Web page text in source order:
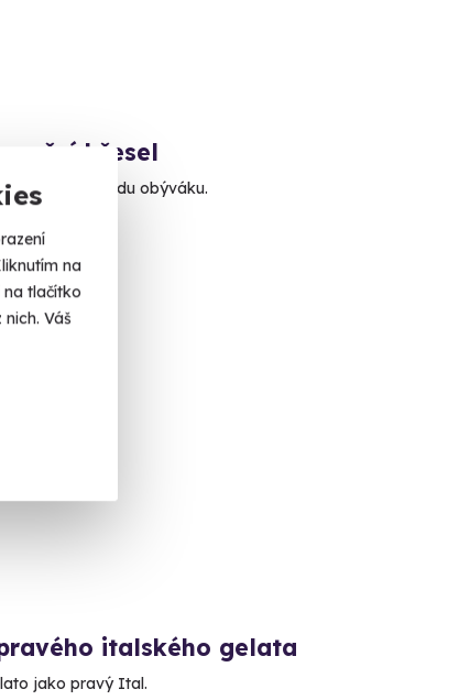
na
na tlačítko
Váš
křesel
křeslo v hvězdu obýváku.
italského gelata
jako pravý Ital.